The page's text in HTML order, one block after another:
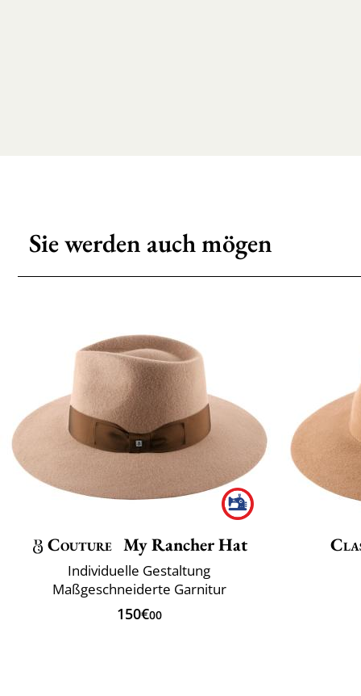
Sie werden auch mögen
Couture My Rancher Hat
Individuelle Gestaltung
Maßgeschneiderte Garnitur
150€00